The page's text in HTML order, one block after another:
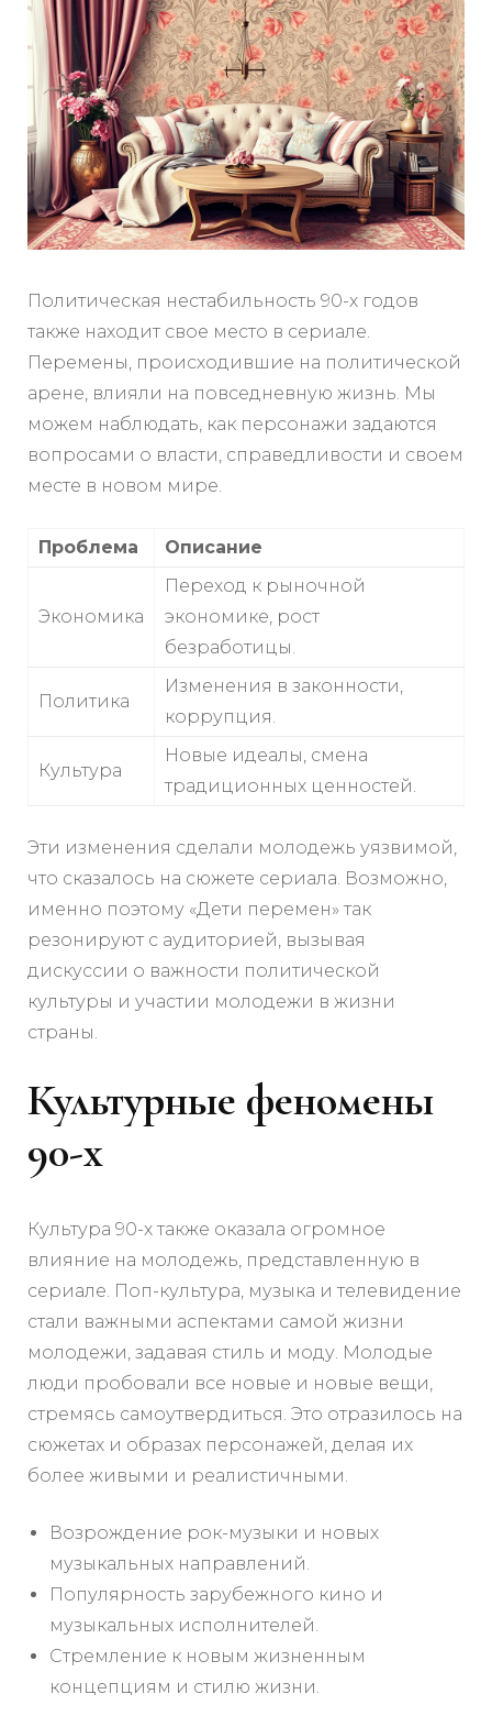
Политическая нестабильность 90-х годов
также находит свое место в сериале.
Перемены, происходившие на политической
арене, влияли на повседневную жизнь. Мы
можем наблюдать, как персонажи задаются
вопросами о власти, справедливости и своем
месте в новом мире.
Проблема Описание
Экономика
Переход к рыночной
экономике, рост
безработицы.
Политика
Изменения в законности,
коррупция.
Культура
Новые идеалы, смена
традиционных ценностей.
Эти изменения сделали молодежь уязвимой,
что сказалось на сюжете сериала. Возможно,
именно поэтому «Дети перемен» так
резонируют с аудиторией, вызывая
дискуссии о важности политической
культуры и участии молодежи в жизни
страны.
Культурные феномены
90-х
Культура 90-х также оказала огромное
влияние на молодежь, представленную в
сериале. Поп-культура, музыка и телевидение
стали важными аспектами самой жизни
молодежи, задавая стиль и моду. Молодые
люди пробовали все новые и новые вещи,
стремясь самоутвердиться. Это отразилось на
сюжетах и образах персонажей, делая их
более живыми и реалистичными.
Возрождение рок-музыки и новых
музыкальных направлений.
Популярность зарубежного кино и
музыкальных исполнителей.
Стремление к новым жизненным
концепциям и стилю жизни.